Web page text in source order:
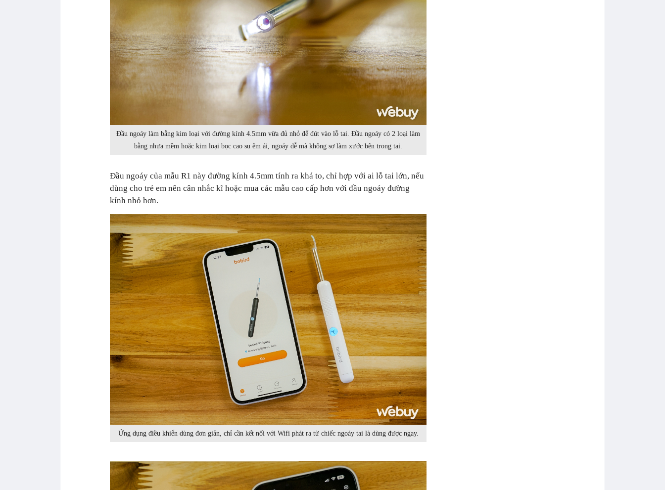
Đầu ngoáy làm bằng kim loại với đường kính 4.5mm vừa đủ nhỏ để đút vào lỗ tai. Đầu ngoáy có 2 loại làm
bằng nhựa mềm hoặc kim loại bọc cao su êm ái, ngoáy dễ mà không sợ làm xước bên trong tai.
Đầu ngoáy của mẫu R1 này đường kính 4.5mm tính ra khá to, chỉ hợp với ai lỗ tai lớn, nếu
dùng cho trẻ em nên cân nhắc kĩ hoặc mua các mẫu cao cấp hơn với đầu ngoáy đường
kính nhỏ hơn.
Ứng dụng điều khiển dùng đơn giản, chỉ cần kết nối với Wifi phát ra từ chiếc ngoáy tai là dùng được ngay.